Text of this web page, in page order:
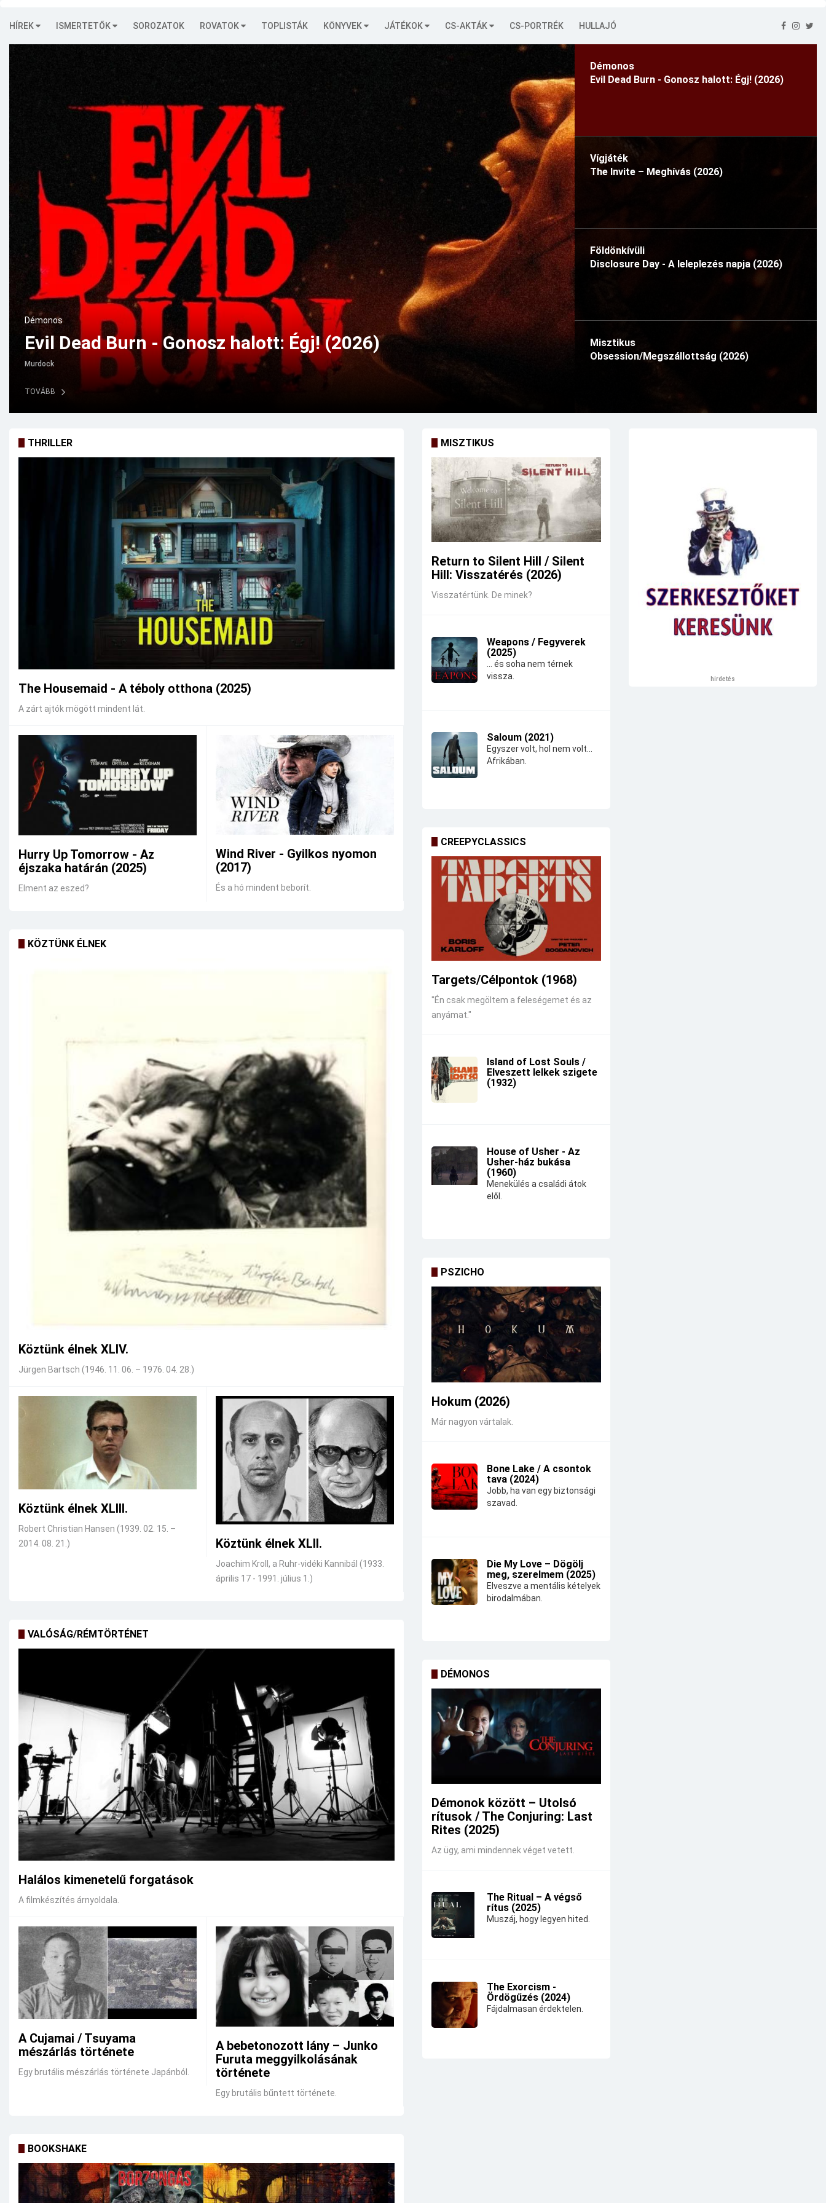
HÍREK ISMERTETŐK SOROZATOK ROVATOK TOPLISTÁK KÖNYVEK JÁTÉKOK CS-AKTÁK CS-PORTRÉK HULLAJÓ
Démonos
Evil Dead Burn - Gonosz halott: Égj! (2026)
Vígjáték
The Invite – Meghívás (2026)
Földönkívüli
Disclosure Day - A leleplezés napja (2026)
Misztikus
Obsession/Megszállottság (2026)
Vígjáték
The Invite – Meghívás (2026)
Gaerity
TOVÁBB
THRILLER
The Housemaid - A téboly otthona (2025)
A zárt ajtók mögött mindent lát.
Hurry Up Tomorrow - Az
éjszaka határán (2025)
Elment az eszed?
Wind River - Gyilkos nyomon
(2017)
És a hó mindent beborít.
KÖZTÜNK ÉLNEK
Köztünk élnek XLIV.
Jürgen Bartsch (1946. 11. 06. – 1976. 04. 28.)
Köztünk élnek XLIII.
Robert Christian Hansen (1939. 02. 15. –
2014. 08. 21.)
Köztünk élnek XLII.
Joachim Kroll, a Ruhr-vidéki Kannibál (1933.
április 17 - 1991. július 1.)
VALÓSÁG/RÉMTÖRTÉNET
Halálos kimenetelű forgatások
A filmkészítés árnyoldala.
A Cujamai / Tsuyama
mészárlás története
Egy brutális mészárlás története Japánból.
A bebetonozott lány – Junko
Furuta meggyilkolásának
története
Egy brutális bűntett története.
BOOKSHAKE
MISZTIKUS
Return to Silent Hill / Silent
Hill: Visszatérés (2026)
Visszatértünk. De minek?
Weapons / Fegyverek
(2025)
... és soha nem térnek
vissza.
Saloum (2021)
Egyszer volt, hol nem volt...
Afrikában.
CREEPYCLASSICS
Targets/Célpontok (1968)
"Én csak megöltem a feleségemet és az
anyámat."
Island of Lost Souls /
Elveszett lelkek szigete
(1932)
House of Usher - Az
Usher-ház bukása
(1960)
Menekülés a családi átok
elől.
PSZICHO
Hokum (2026)
Már nagyon vártalak.
Bone Lake / A csontok
tava (2024)
Jobb, ha van egy biztonsági
szavad.
Die My Love – Dögölj
meg, szerelmem (2025)
Elveszve a mentális kételyek
birodalmában.
DÉMONOS
Démonok között – Utolsó
rítusok / The Conjuring: Last
Rites (2025)
Az ügy, ami mindennek véget vetett.
The Ritual – A végső
rítus (2025)
Muszáj, hogy legyen hited.
The Exorcism -
Ördögűzés (2024)
Fájdalmasan érdektelen.
hirdetés